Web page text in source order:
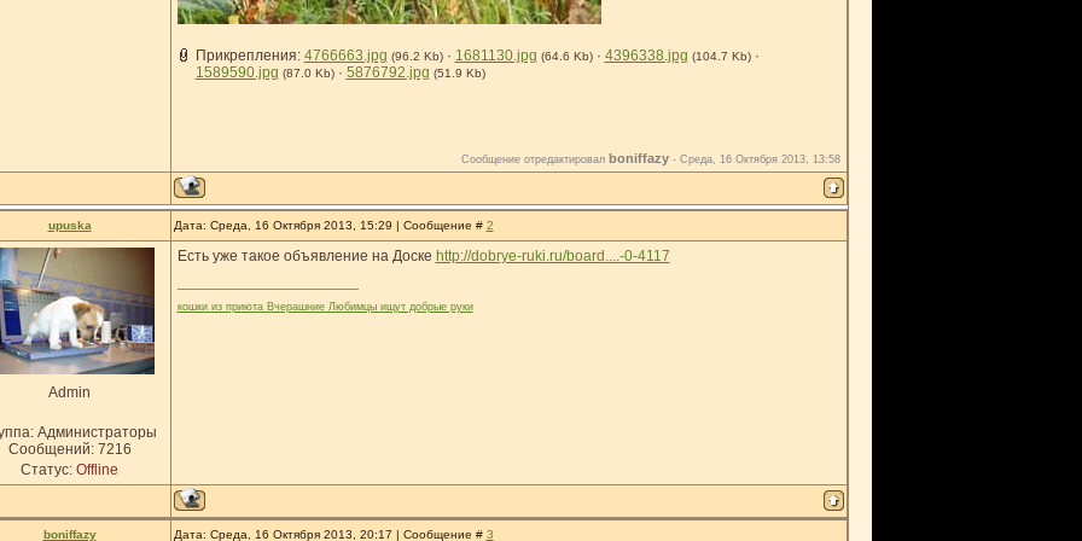
Прикрепления: 4766663.jpg (96.2 Kb) · 1681130.jpg (64.6 Kb) · 4396338.jpg (104.7 Kb) ·
1589590.jpg (87.0 Kb) · 5876792.jpg (51.9 Kb)
Сообщение отредактировал boniffazy- Среда, 16 Октября 2013, 13:58
upuska Дата: Среда, 16 Октября 2013, 15:29 | Сообщение # 2
Admin
Администраторы
Сообщений: 7216
Статус: Offline
Есть уже такое объявление на Доске http://dobrye-ruki.ru/board....-0-4117
кошки из приюта Вчерашние Любимцы ищут добрые руки
boniffazy Дата: Среда, 16 Октября 2013, 20:17 | Сообщение # 3